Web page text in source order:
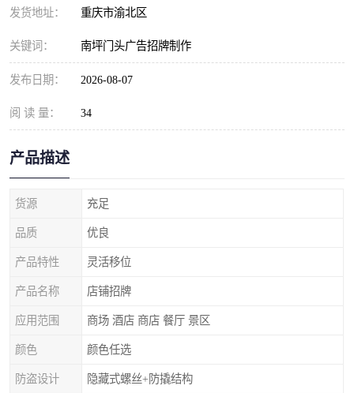
发货地址： 重庆市渝北区
关键词： 南坪门头广告招牌制作
发布日期： 2026-08-07
阅 读 量： 34
产品描述
货源 充足
品质 优良
产品特性 灵活移位
产品名称 店铺招牌
应用范围 商场 酒店 商店 餐厅 景区
颜色 颜色任选
防盗设计 隐藏式螺丝+防撬结构